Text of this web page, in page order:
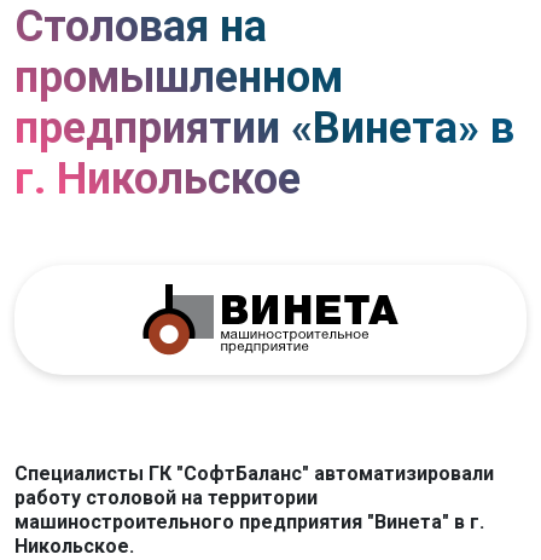
Столовая на
промышленном
предприятии «Винета» в
г. Никольское
Специалисты ГК "СофтБаланс" автоматизировали
работу столовой на территории
машиностроительного предприятия "Винета" в г.
Никольское.